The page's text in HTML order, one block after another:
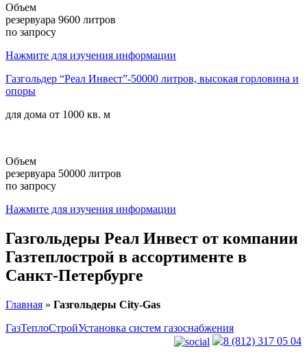
Объем
резервуара 9600 литров
по запросу
Нажмите для изучения информации
Газгольдер “Реал Инвест”-50000 литров, высокая горловина и
опоры
для дома от 1000 кв. м
Объем
резервуара 50000 литров
по запросу
Нажмите для изучения информации
Газгольдеры Реал Инвест от компании
Газтеплострой в ассортименте в
Санкт-Петербурге
Главная » Газгольдеры City-Gas
ГазТеплоСтройУстановка систем газоснабжения
8 (812) 317 05 04